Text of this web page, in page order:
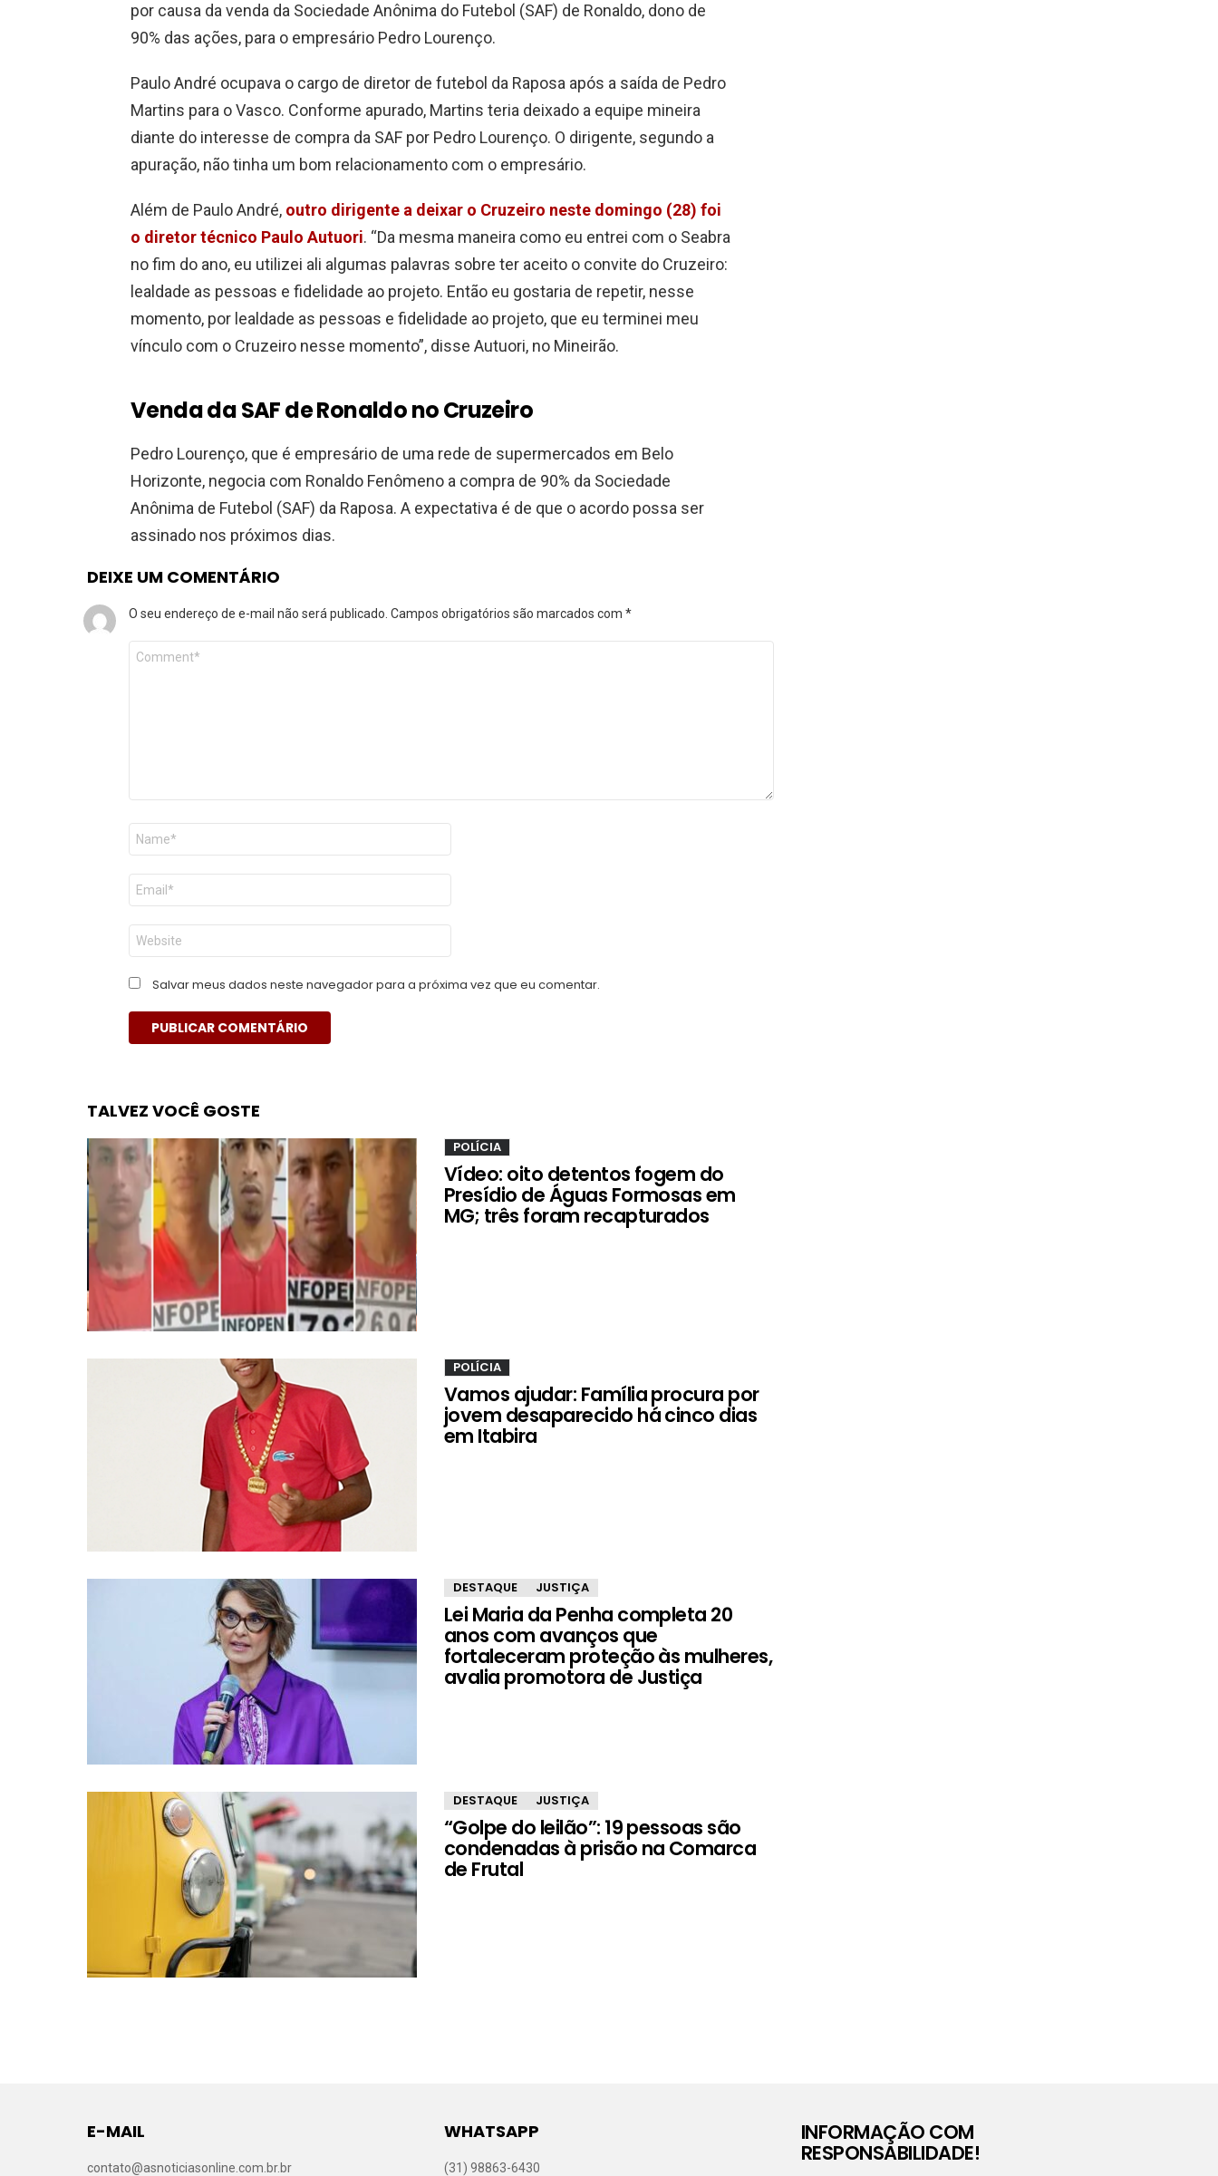
por causa da venda da Sociedade Anônima do Futebol (SAF) de Ronaldo, dono de
90% das ações, para o empresário Pedro Lourenço.
Paulo André ocupava o cargo de diretor de futebol da Raposa após a saída de Pedro
Martins para o Vasco. Conforme apurado, Martins teria deixado a equipe mineira
diante do interesse de compra da SAF por Pedro Lourenço. O dirigente, segundo a
apuração, não tinha um bom relacionamento com o empresário.
Além de Paulo André, outro dirigente a deixar o Cruzeiro neste domingo (28) foi
o diretor técnico Paulo Autuori. “Da mesma maneira como eu entrei com o Seabra
no fim do ano, eu utilizei ali algumas palavras sobre ter aceito o convite do Cruzeiro:
lealdade as pessoas e fidelidade ao projeto. Então eu gostaria de repetir, nesse
momento, por lealdade as pessoas e fidelidade ao projeto, que eu terminei meu
vínculo com o Cruzeiro nesse momento”, disse Autuori, no Mineirão.
Venda da SAF de Ronaldo no Cruzeiro
Pedro Lourenço, que é empresário de uma rede de supermercados em Belo
Horizonte, negocia com Ronaldo Fenômeno a compra de 90% da Sociedade
Anônima de Futebol (SAF) da Raposa. A expectativa é de que o acordo possa ser
assinado nos próximos dias.
DEIXE UM COMENTÁRIO
O seu endereço de e-mail não será publicado. Campos obrigatórios são marcados com *
Comentário
Nome
E-
mail
*
Site
Salvar meus dados neste navegador para a próxima vez que eu comentar.
TALVEZ VOCÊ GOSTE
POLÍCIA
Vídeo: oito detentos fogem do
Presídio de Águas Formosas em
MG; três foram recapturados
POLÍCIA
Vamos ajudar: Família procura por
jovem desaparecido há cinco dias
em Itabira
DESTAQUE JUSTIÇA
Lei Maria da Penha completa 20
anos com avanços que
fortaleceram proteção às mulheres,
avalia promotora de Justiça
DESTAQUE JUSTIÇA
“Golpe do leilão”: 19 pessoas são
condenadas à prisão na Comarca
de Frutal
E-MAIL
contato@asnoticiasonline.com.br.br
WHATSAPP
(31) 98863-6430
INFORMAÇÃO COM
RESPONSABILIDADE!